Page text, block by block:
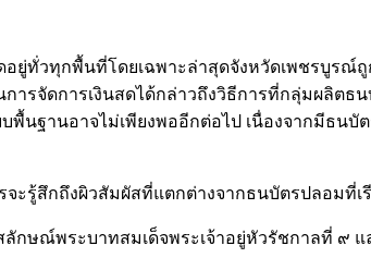
อยู่ทั่วทุกพื้นที่โดยเฉพาะล่าสุดจังหวัดเพชรบูร
การจัดการเงินสดได้กล่าวถึงวิธีการที่กลุ่มผลิต
นฐานอาจไม่เพียงพออีกต่อไป เนื่องจากมีธ
ะรู้สึกถึงผิวสัมผัสที่แตกต่างจากธนบัตรปลอมที่เ
กษณ์พระบาทสมเด็จพระเจ้าอยู่หัวรัชกาลที่ ๙